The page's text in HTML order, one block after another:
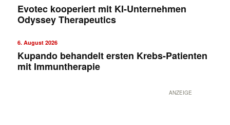
Evotec kooperiert mit KI-Unternehmen
Odyssey Therapeutics
6. August 2026
Kupando behandelt ersten Krebs-Patienten
mit Immuntherapie
ANZEIGE